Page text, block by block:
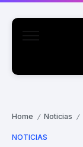
Home / Noticias /
NOTICIAS